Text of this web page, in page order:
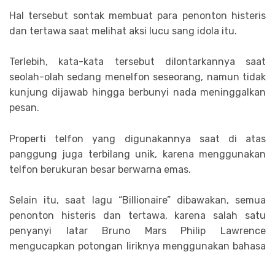
Hal tersebut sontak membuat para penonton histeris
dan tertawa saat melihat aksi lucu sang idola itu.
Terlebih, kata-kata tersebut dilontarkannya saat
seolah-olah sedang menelfon seseorang, namun tidak
kunjung dijawab hingga berbunyi nada meninggalkan
pesan.
Properti telfon yang digunakannya saat di atas
panggung juga terbilang unik, karena menggunakan
telfon berukuran besar berwarna emas.
Selain itu, saat lagu “Billionaire” dibawakan, semua
penonton histeris dan tertawa, karena salah satu
penyanyi latar Bruno Mars Philip Lawrence
mengucapkan potongan liriknya menggunakan bahasa